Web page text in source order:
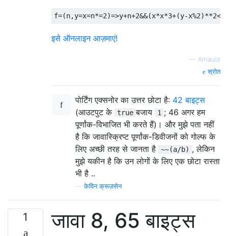
f=(n,y=x=n*=2)=>y+n+2&&(x*x*3+(y-x%2)**2<=
इसे ऑनलाइन आज़माएं!
— Arnauld
स्रोत
पोर्टिंग एक्सनोर का उत्तर छोटा है: 42 बाइट्स
(आउटपुट के true बजाय 1 ; 46 अगर हम
पूर्णांक-विभाजित भी करते हैं)। और मुझे पता नहीं
है कि जावास्क्रिप्ट पूर्णांक-डिवीजनों को गोल्फ के
लिए अच्छी तरह से जानता है
~~(a/b) , लेकिन
मुझे यकीन है कि उन लोगों के लिए एक छोटा रास्ता
भी है ..
—केविन क्रूज़सेन
1 जावा 8, 65 बाइट्स